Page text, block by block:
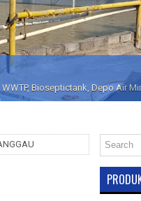
Bioseptictank, Depo Air